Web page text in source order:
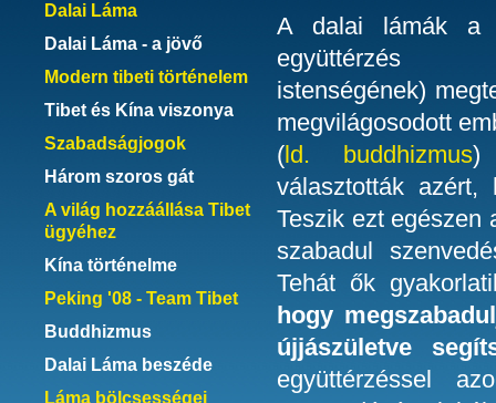
Dalai Láma
Dalai Láma - a jövő
Modern tibeti történelem
Tibet és Kína viszonya
Szabadságjogok
Három szoros gát
A világ hozzáállása Tibet
ügyéhez
Kína történelme
Peking '08 - Team Tibet
Buddhizmus
Dalai Láma beszéde
Láma bölcsességei
A dalai lámák a
együttérzés
istenségének)
megvilágosodott
(ld. buddhizmus)
választották azért,
Teszik ezt egészen
szabadul
Tehát ők
hogy
újjászületve
együttérzéssel